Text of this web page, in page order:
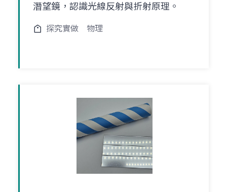
潛望鏡，認識光線反射與折射原理。
探究實做 物理